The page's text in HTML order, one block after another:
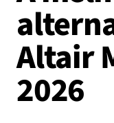
Altair
2026